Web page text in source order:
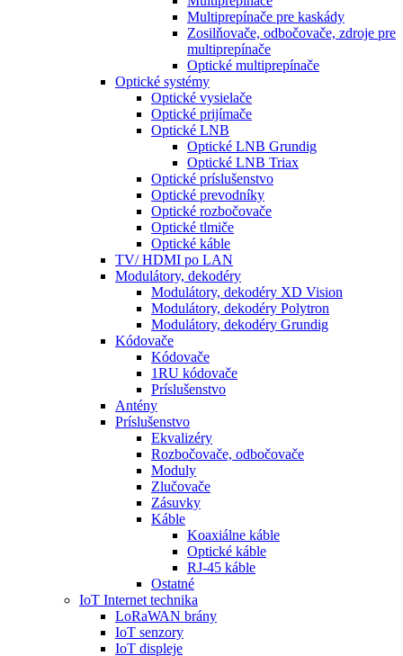
Multiprepínače pre kaskády
Zosilňovače, odbočovače, zdroje pre
multiprepínače
Optické multiprepínače
Optické systémy
Optické vysielače
Optické prijímače
Optické LNB
Optické LNB Grundig
Optické LNB Triax
Optické príslušenstvo
Optické prevodníky
Optické rozbočovače
Optické tlmiče
Optické káble
TV/ HDMI po LAN
Modulátory, dekodéry
Modulátory, dekodéry XD Vision
Modulátory, dekodéry Polytron
Modulátory, dekodéry Grundig
Kódovače
Kódovače
1RU kódovače
Príslušenstvo
Antény
Príslušenstvo
Ekvalizéry
Rozbočovače, odbočovače
Moduly
Zlučovače
Zásuvky
Káble
Koaxiálne káble
Optické káble
RJ-45 káble
Ostatné
IoT Internet technika
LoRaWAN brány
IoT senzory
IoT displeje